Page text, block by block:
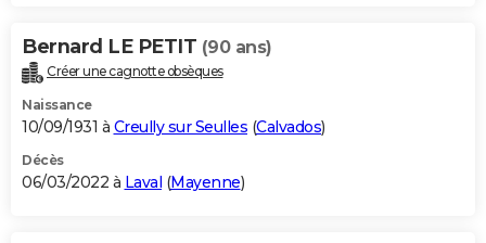
Bernard LE PETIT (90 ans)
Créer une cagnotte obsèques
Naissance
10/09/1931 à Creully sur Seulles (Calvados)
Décès
06/03/2022 à Laval (Mayenne)